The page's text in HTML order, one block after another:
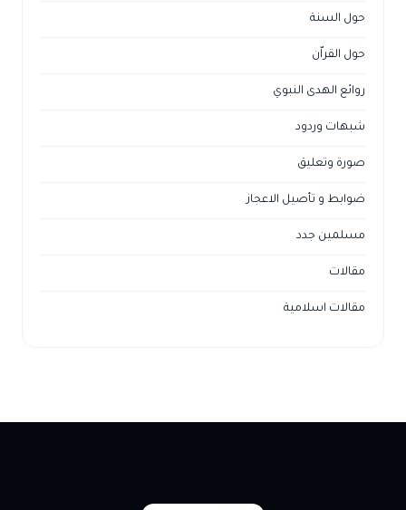
حول السنة
حول القراّن
روائع الهدى النبوي
شبهات وردود
صورة وتعليق
ضوابط و تأصيل الاعجاز
مسلمين جدد
مقالات
مقالات اسلامية